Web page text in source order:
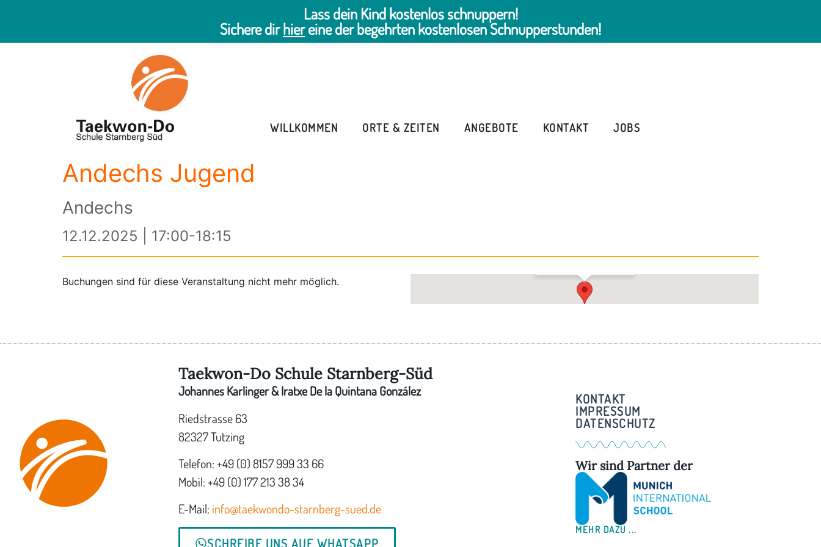
Lass dein Kind kostenlos schnuppern!
Sichere dirhiereine der begehrten kostenlosen Schnupperstunden!
WILLKOMMEN ORTE & ZEITEN ANGEBOTE KONTAKT JOBS
Andechs Jugend
Andechs
12.12.2025 | 17:00-18:15
Buchungen sind für diese Veranstaltung nicht mehr möglich.
Taekwon-Do Schule Starnberg-Süd
Johannes Karlinger & Iratxe De la Quintana González
Riedstrasse 63
82327 Tutzing
Telefon: +49 (0) 8157 999 33 66
Mobil: +49 (0) 177 213 38 34
E-Mail: info@taekwondo-starnberg-sued.de
SCHREIBE UNS AUF WHATSAPP
KONTAKT
IMPRESSUM
DATENSCHUTZ
Wir sind Partner der
MEHR DAZU ...